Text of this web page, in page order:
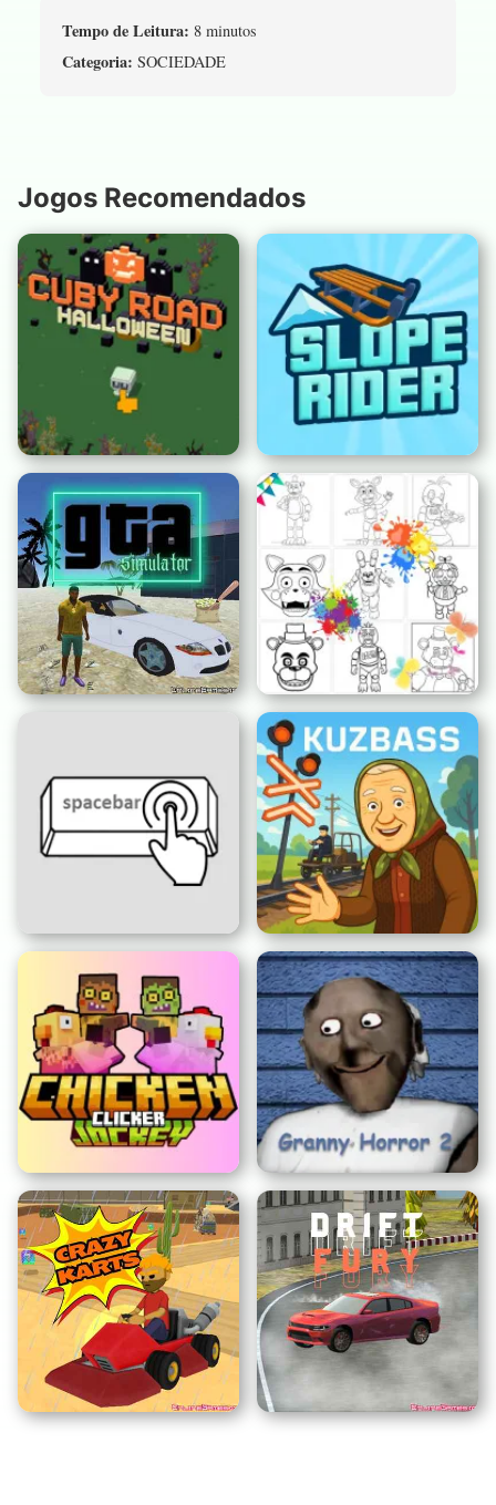
Tempo de Leitura: 8 minutos
Categoria: SOCIEDADE
Jogos Recomendados
Cuby Road Halloween Piloto da Ladeira
Colorir FNAF PG
Clicker da Barra de
Espaço
Terror de Kuzbass
Clicker do Galinha
Jóquei
Terror da Vovó 2